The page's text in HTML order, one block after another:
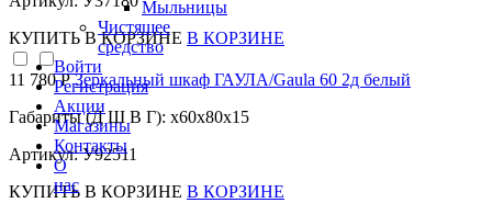
Мыльницы
Чистящее
средство
Войти
Регистрация
Акции
Магазины
Контакты
О
нас
КУПИТЬ В КОРЗИНЕ В КОРЗИНЕ
11 780 РЗеркальный шкаф ГАУЛА/Gaula 60 2д белый
Габариты (Д Ш В Г): x60x80x15
Артикул: У92511
КУПИТЬ В КОРЗИНЕ В КОРЗИНЕ